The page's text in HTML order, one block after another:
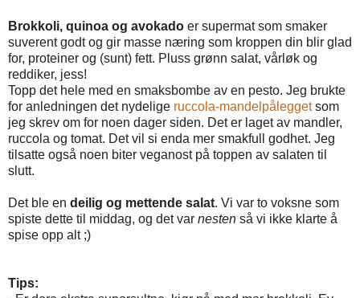
Brokkoli, quinoa og avokado er supermat som smaker
suverent godt og gir masse næring som kroppen din blir glad
for, proteiner og (sunt) fett. Pluss grønn salat, vårløk og
reddiker, jess!
Topp det hele med en smaksbombe av en pesto. Jeg brukte
for anledningen det nydelige ruccola-mandelpåleggetsom
jeg skrev om for noen dager siden. Det er laget av mandler,
ruccola og tomat. Det vil si enda mer smakfull godhet. Jeg
tilsatte også noen biter veganost på toppen av salaten til
slutt.
Det ble en deilig og mettende salat. Vi var to voksne som
spiste dette til middag, og det var nesten så vi ikke klarte å
spise opp alt ;)
Tips: